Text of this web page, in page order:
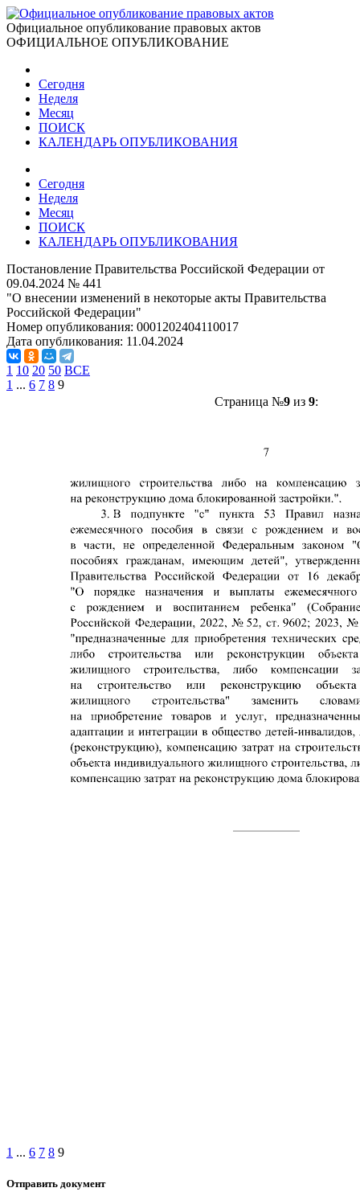
Официальное опубликование правовых актов
ОФИЦИАЛЬНОЕ ОПУБЛИКОВАНИЕ
Сегодня
Неделя
Месяц
ПОИСК
КАЛЕНДАРЬ ОПУБЛИКОВАНИЯ
Сегодня
Неделя
Месяц
ПОИСК
КАЛЕНДАРЬ ОПУБЛИКОВАНИЯ
Постановление Правительства Российской Федерации от
09.04.2024 № 441
"О внесении изменений в некоторые акты Правительства
Российской Федерации"
Номер опубликования: 0001202404110017
Дата опубликования: 11.04.2024
1 10 20 50 ВСЕ
1 ... 6 7 8 9
Страница №9из 9:
1 ... 6 7 8 9
Отправить документ